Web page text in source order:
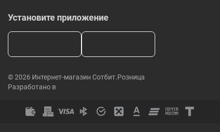
Установите приложение
© 2026 Интернет-магазин Сотбит.Розница
Разработано в